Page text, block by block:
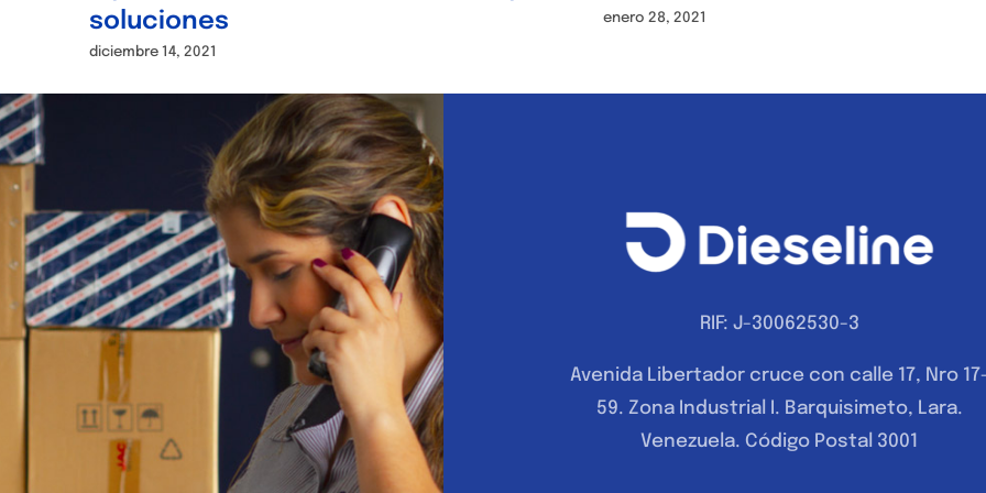
soluciones
diciembre 14, 2021
enero 28, 2021
RIF: J-30062530-3
Avenida Libertador cruce con calle 17, Nro
59. Zona Industrial I. Barquisimeto, Lara.
Venezuela. Código Postal 3001